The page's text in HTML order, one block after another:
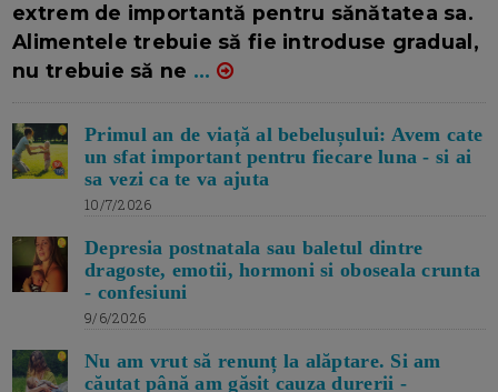
extrem de importantă pentru sănătatea sa.
Alimentele trebuie să fie introduse gradual,
nu trebuie să ne ...
Primul an de viață al bebelușului: Avem cate
un sfat important pentru fiecare luna - si ai
sa vezi ca te va ajuta
10/7/2026
Depresia postnatala sau baletul dintre
dragoste, emotii, hormoni si oboseala crunta
- confesiuni
9/6/2026
Nu am vrut să renunț la alăptare. Si am
căutat până am găsit cauza durerii -